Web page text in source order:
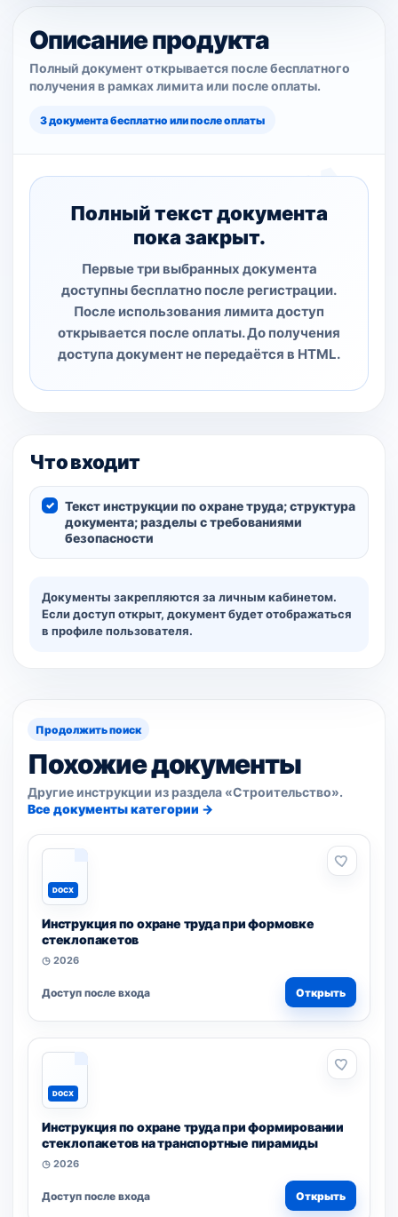
Описание продукта
Полный документ открывается после бесплатного
получения в рамках лимита или после оплаты.
3 документа бесплатно или после оплаты
Полный текст документа
пока закрыт.
Первые три выбранных документа
доступны бесплатно после регистрации.
После использования лимита доступ
открывается после оплаты. До получения
доступа документ не передаётся в HTML.
Что входит
Текст инструкции по охране труда; структура
документа; разделы с требованиями
безопасности
Документы закрепляются за личным кабинетом.
Если доступ открыт, документ будет отображаться
в профиле пользователя.
Продолжить поиск
Похожие документы
Другие инструкции из раздела «Строительство».
Все документы категории →
DOCX
Инструкция по охране труда при формовке
стеклопакетов
◷ 2026
Доступ после входа Открыть
DOCX
Инструкция по охране труда при формировании
стеклопакетов на транспортные пирамиды
◷ 2026
Доступ после входа Открыть